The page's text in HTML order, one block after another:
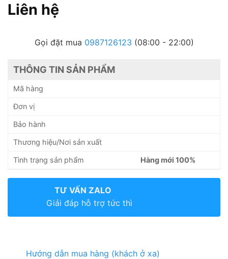
Liên hệ
Gọi đặt mua 0987126123 (08:00 - 22:00)
THÔNG TIN SẢN PHẨM
Mã hàng
Đơn vị
Bảo hành
Thương hiệu/Nơi sản xuất
Tình trạng sản phẩm Hàng mới 100%
TƯ VẤN ZALO
Giải đáp hỗ trợ tức thì
Hướng dẫn mua hàng (khách ở xa)